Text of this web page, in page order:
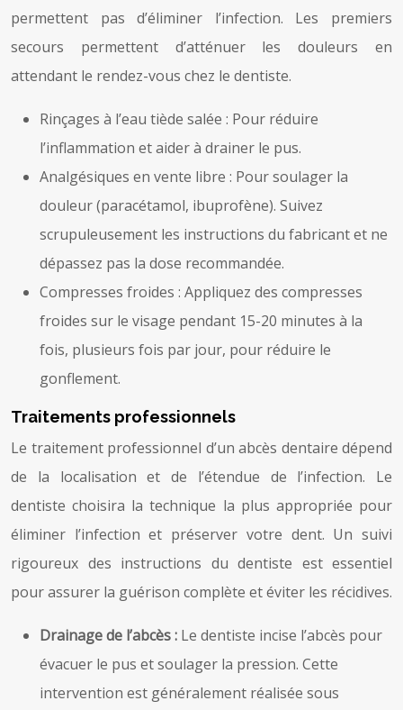
permettent pas d’éliminer l’infection. Les premiers
secours permettent d’atténuer les douleurs en
attendant le rendez-vous chez le dentiste.
Rinçages à l’eau tiède salée : Pour réduire
l’inflammation et aider à drainer le pus.
Analgésiques en vente libre : Pour soulager la
douleur (paracétamol, ibuprofène). Suivez
scrupuleusement les instructions du fabricant et ne
dépassez pas la dose recommandée.
Compresses froides : Appliquez des compresses
froides sur le visage pendant 15-20 minutes à la
fois, plusieurs fois par jour, pour réduire le
gonflement.
Traitements professionnels
Le traitement professionnel d’un abcès dentaire dépend
de la localisation et de l’étendue de l’infection. Le
dentiste choisira la technique la plus appropriée pour
éliminer l’infection et préserver votre dent. Un suivi
rigoureux des instructions du dentiste est essentiel
pour assurer la guérison complète et éviter les récidives.
Drainage de l’abcès : Le dentiste incise l’abcès pour
évacuer le pus et soulager la pression. Cette
intervention est généralement réalisée sous